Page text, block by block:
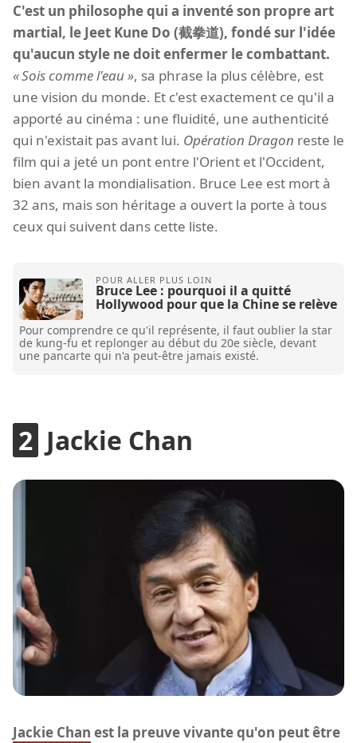
C'est un philosophe qui a inventé son propre art
martial, le Jeet Kune Do (截拳道), fondé sur l'idée
qu'aucun style ne doit enfermer le combattant.
Sois comme l'eau , sa phrase la plus célèbre, est
une vision du monde. Et c'est exactement ce qu'il a
apporté au cinéma : une fluidité, une authenticité
qui n'existait pas avant lui. Opération Dragon reste le
film qui a jeté un pont entre l'Orient et l'Occident,
bien avant la mondialisation. Bruce Lee est mort à
32 ans, mais son héritage a ouvert la porte à tous
ceux qui suivent dans cette liste.
Bruce Lee : pourquoi il a quitté
Hollywood pour que la Chine se relève
Pour comprendre ce qu'il représente, il faut oublier la star
de kung-fu et replonger au début du 20e siècle, devant
une pancarte qui n'a peut-être jamais existé.
Jackie Chan
Jackie Chan est la preuve vivante qu'on peut être